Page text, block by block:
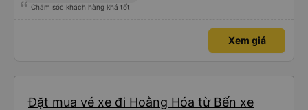
Chăm sóc khách hàng khá tốt
Xem giá
Đặt mua vé xe đi Hoằng Hóa từ Bến xe